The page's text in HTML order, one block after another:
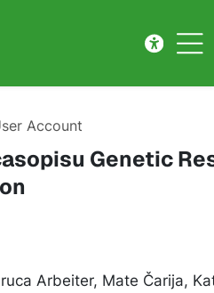
Account
Genetic
Arbeiter, Mate Čarija,